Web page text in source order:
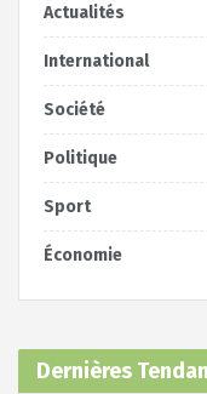
Actualités
International
Société
Politique
Sport
Économie
Dernières